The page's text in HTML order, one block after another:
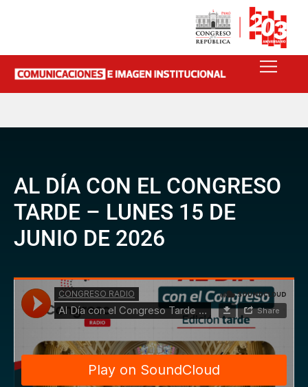
AL DÍA CON EL CONGRESO
TARDE – LUNES 15 DE
JUNIO DE 2026